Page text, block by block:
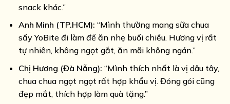
snack khác.”
Anh Minh (TP.HCM): “Mình thường mang sữa chua
sấy YoBite đi làm để ăn nhẹ buổi chiều. Hương vị rất
tự nhiên, không ngọt gắt, ăn mãi không ngán.”
Chị Hương (Đà Nẵng): “Mình thích nhất là vị dâu tây,
chua chua ngọt ngọt rất hợp khẩu vị. Đóng gói cũng
đẹp mắt, thích hợp làm quà tặng.”